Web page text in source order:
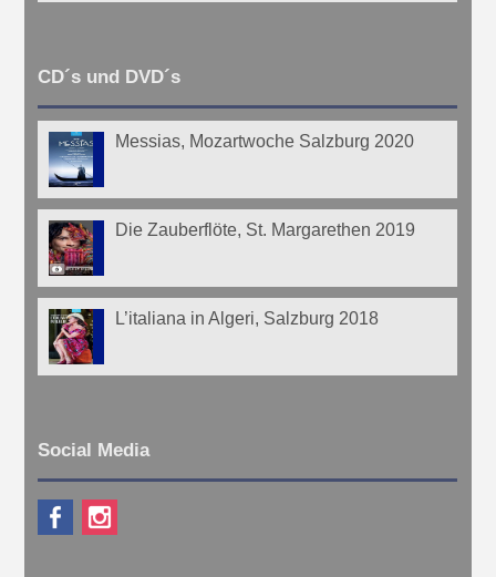
CD´s und DVD´s
Messias, Mozartwoche Salzburg 2020
Die Zauberflöte, St. Margarethen 2019
L’italiana in Algeri, Salzburg 2018
Social Media